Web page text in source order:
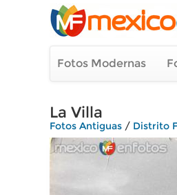
Fotos Modernas
La Villa
Fotos Antiguas / Distrito